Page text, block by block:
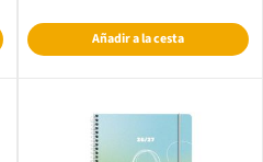
Añadir a la cesta